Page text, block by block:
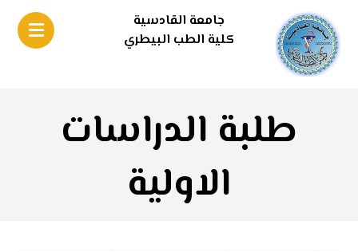
جامعة القادسية
كلية الطب البيطري
طلبة الدراسات
الاولية